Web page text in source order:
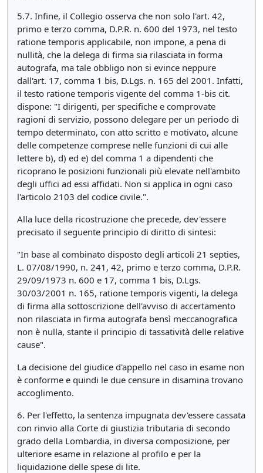
5.7. Infine, il Collegio osserva che non solo l'art. 42,
primo e terzo comma, D.P.R. n. 600 del 1973, nel testo
ratione temporis applicabile, non impone, a pena di
nullità, che la delega di firma sia rilasciata in forma
autografa, ma tale obbligo non si evince neppure
dall'art. 17, comma 1 bis, D.Lgs. n. 165 del 2001. Infatti,
il testo ratione temporis vigente del comma 1-bis cit.
dispone: "I dirigenti, per specifiche e comprovate
ragioni di servizio, possono delegare per un periodo di
tempo determinato, con atto scritto e motivato, alcune
delle competenze comprese nelle funzioni di cui alle
lettere b), d) ed e) del comma 1 a dipendenti che
ricoprano le posizioni funzionali più elevate nell'ambito
degli uffici ad essi affidati. Non si applica in ogni caso
l'articolo 2103 del codice civile.".
Alla luce della ricostruzione che precede, dev'essere
precisato il seguente principio di diritto di sintesi:
"In base al combinato disposto degli articoli 21 septies,
L. 07/08/1990, n. 241, 42, primo e terzo comma, D.P.R.
29/09/1973 n. 600 e 17, comma 1 bis, D.Lgs.
30/03/2001 n. 165, ratione temporis vigenti, la delega
di firma alla sottoscrizione dell'avviso di accertamento
non rilasciata in firma autografa bensì meccanografica
non è nulla, stante il principio di tassatività delle relative
cause".
La decisione del giudice d'appello nel caso in esame non
è conforme e quindi le due censure in disamina trovano
accoglimento.
6. Per l'effetto, la sentenza impugnata dev'essere cassata
con rinvio alla Corte di giustizia tributaria di secondo
grado della Lombardia, in diversa composizione, per
ulteriore esame in relazione al profilo e per la
liquidazione delle spese di lite.